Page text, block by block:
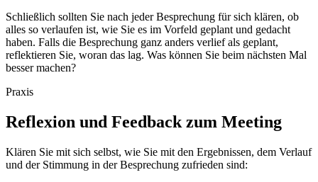
Schließlich sollten Sie nach jeder Besprechung für sich klären, ob
alles so verlaufen ist, wie Sie es im Vorfeld geplant und gedacht
haben. Falls die Besprechung ganz anders verlief als geplant,
reflektieren Sie, woran das lag. Was können Sie beim nächsten Mal
besser machen?
Praxis
Reflexion und Feedback zum Meeting
Klären Sie mit sich selbst, wie Sie mit den Ergebnissen, dem Verlauf
und der Stimmung in der Besprechung zufrieden sind: